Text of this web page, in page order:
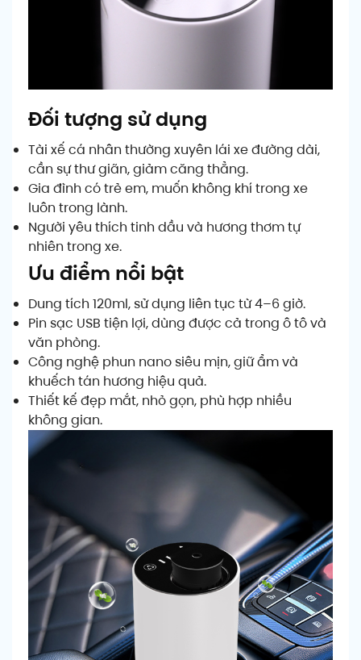
Đối tượng sử dụng
Tài xế cá nhân thường xuyên lái xe đường dài,
cần sự thư giãn, giảm căng thẳng.
Gia đình có trẻ em, muốn không khí trong xe
luôn trong lành.
Người yêu thích tinh dầu và hương thơm tự
nhiên trong xe.
Ưu điểm nổi bật
Dung tích 120ml, sử dụng liên tục từ 4–6 giờ.
Pin sạc USB tiện lợi, dùng được cả trong ô tô và
văn phòng.
Công nghệ phun nano siêu mịn, giữ ẩm và
khuếch tán hương hiệu quả.
Thiết kế đẹp mắt, nhỏ gọn, phù hợp nhiều
không gian.